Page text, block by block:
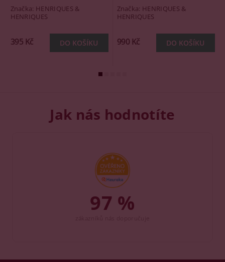
Značka: HENRIQUES &
HENRIQUES
395 Kč
Značka: HENRIQUES &
HENRIQUES
990 Kč
Jak nás hodnotíte
97 %